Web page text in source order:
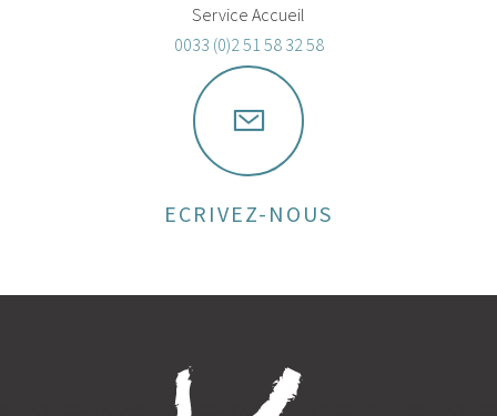
Service Accueil
0033 (0)2 51 58 32 58
ECRIVEZ-NOUS